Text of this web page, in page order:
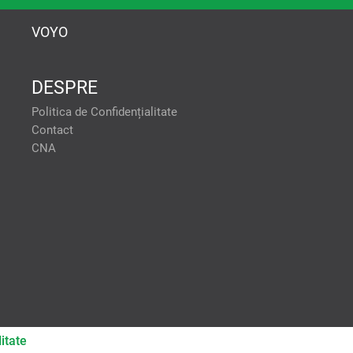
VOYO
DESPRE
Politica de Confidențialitate
Contact
CNA
pentru a oferi:
reclamelor. Stocarea
profilurilor pentru
de conținut personalizat.
Crearea profilurilor
conținutului. Înțelegerea
limitate pentru a selecta
dispozitivului.